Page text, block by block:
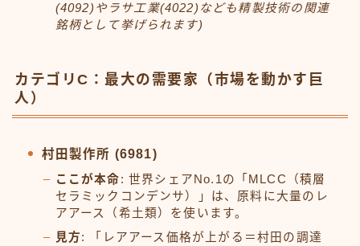
(4092)やラサ工業(4022)なども精製技術の関連
銘柄として挙げられます)
カテゴリC：最大の需要家（市場を動かす巨
人）
村田製作所 (6981)
ここが本命: 世界シェアNo.1の「MLCC（積層
セラミックコンデンサ）」は、原料に大量のレ
アアース（希土類）を使います。
見方: 「レアアース価格が上がる＝村田の調達